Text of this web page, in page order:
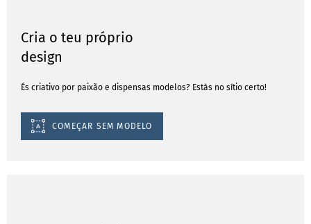
Cria o teu próprio
design
És criativo por paixão e dispensas modelos? Estás no sítio certo!
COMEÇAR SEM MODELO